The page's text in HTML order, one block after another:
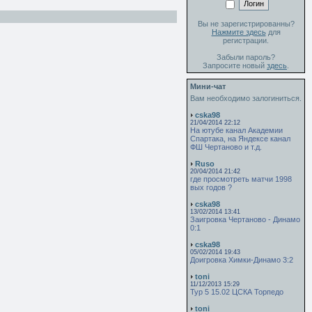
Вы не зарегистрированны?
Нажмите здесьдля
регистрации.
Забыли пароль?
Запросите новый здесь
Мини-чат
Вам необходимо залогиниться.
cska98
21/04/2014 22:12
На ютубе канал Академии
Спартака, на Яндексе канал
ФШ Чертаново и т.д.
Ruso
20/04/2014 21:42
где просмотреть матчи 1998
вых годов ?
cska98
13/02/2014 13:41
Заигровка Чертаново - Динамо
0:1
cska98
05/02/2014 19:43
Доигровка Химки-Динамо 3:2
toni
11/12/2013 15:29
Тур 5 15.02 ЦСКА Торпедо
toni